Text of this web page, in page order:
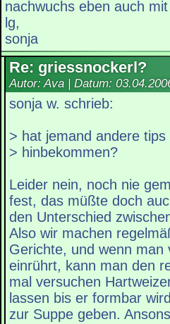
nachwuchs eben auch
lg,
sonja
Re: griessnockerl?
Autor: Ava | Datum:
sonja w. schrieb:
> hat jemand andere
> hinbekommen?
Leider nein, noch nie
fest, das müßte doch
den Unterschied
Also wir machen
Gerichte, und wenn man
einrührt, kann man den
mal versuchen
lassen bis er formbar
zur Suppe geben.